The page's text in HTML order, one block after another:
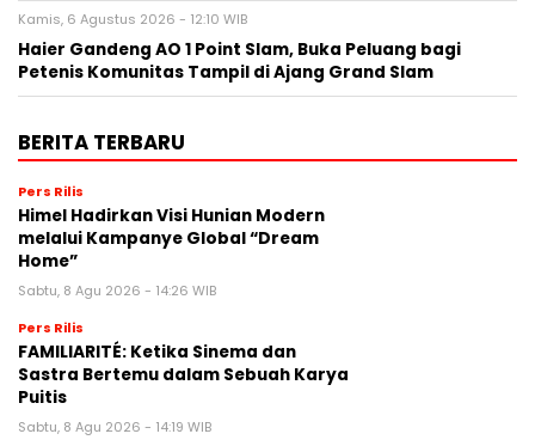
Kamis, 6 Agustus 2026 - 12:10 WIB
Haier Gandeng AO 1 Point Slam, Buka Peluang bagi
Petenis Komunitas Tampil di Ajang Grand Slam
BERITA TERBARU
Pers Rilis
Himel Hadirkan Visi Hunian Modern
melalui Kampanye Global “Dream
Home”
Sabtu, 8 Agu 2026 - 14:26 WIB
Pers Rilis
FAMILIARITÉ: Ketika Sinema dan
Sastra Bertemu dalam Sebuah Karya
Puitis
Sabtu, 8 Agu 2026 - 14:19 WIB